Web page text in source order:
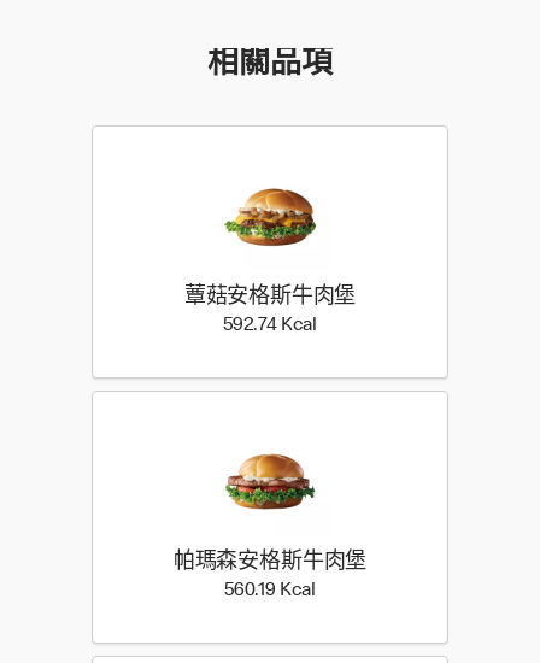
相關品項
蕈菇安格斯牛肉堡
592.74 Kcal
帕瑪森安格斯牛肉堡
560.19 Kcal